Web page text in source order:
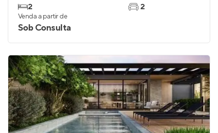
2
2
Venda a partir de
Sob Consulta